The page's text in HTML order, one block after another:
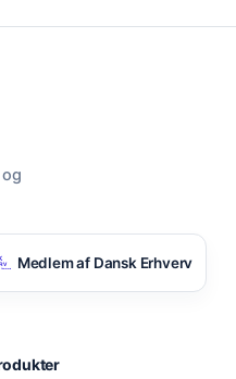
Medlem af Dansk Erhverv